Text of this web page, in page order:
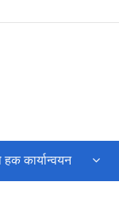
कार्यान्वयन